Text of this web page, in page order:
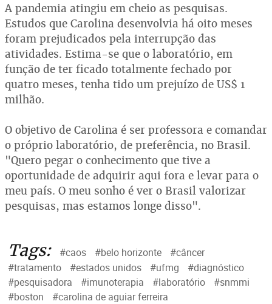
A pandemia atingiu em cheio as pesquisas.
Estudos que Carolina desenvolvia há oito meses
foram prejudicados pela interrupção das
atividades. Estima-se que o laboratório, em
função de ter ficado totalmente fechado por
quatro meses, tenha tido um prejuízo de US$ 1
milhão.
O objetivo de Carolina é ser professora e comandar
o próprio laboratório, de preferência, no Brasil.
"Quero pegar o conhecimento que tive a
oportunidade de adquirir aqui fora e levar para o
meu país. O meu sonho é ver o Brasil valorizar
pesquisas, mas estamos longe disso".
Tags: #caos #belo horizonte
#câncer
#tratamento
#estados unidos #ufmg
#diagnóstico
#pesquisadora
#imunoterapia #laboratório
#snmmi
#boston
#carolina de aguiar ferreira